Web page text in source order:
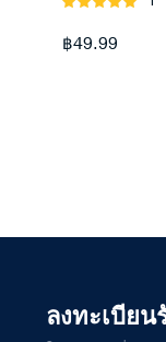
5
฿49.99
ลงทะเบียน